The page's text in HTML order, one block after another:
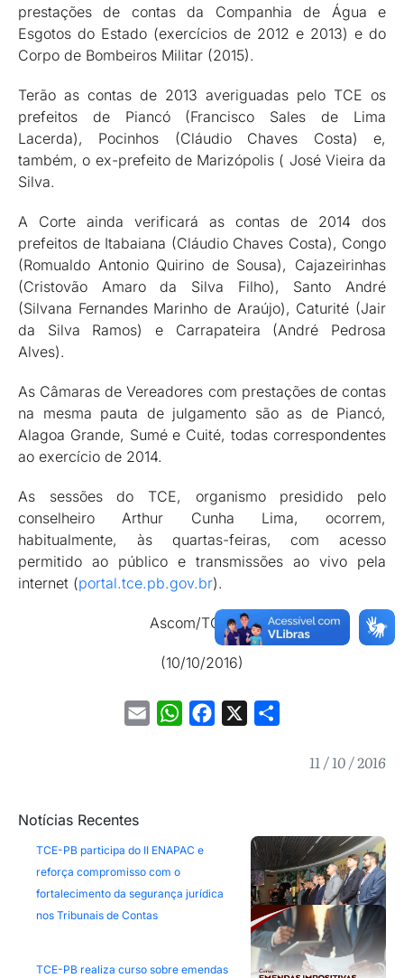
prestações de contas da Companhia de Água e
Esgotos do Estado (exercícios de 2012 e 2013) e do
Corpo de Bombeiros Militar (2015).
Terão as contas de 2013 averiguadas pelo TCE os
prefeitos de Piancó (Francisco Sales de Lima
Lacerda), Pocinhos (Cláudio Chaves Costa) e,
também, o ex-prefeito de Marizópolis ( José Vieira da
Silva.
A Corte ainda verificará as contas de 2014 dos
prefeitos de Itabaiana (Cláudio Chaves Costa), Congo
(Romualdo Antonio Quirino de Sousa), Cajazeirinhas
(Cristovão Amaro da Silva Filho), Santo André
(Silvana Fernandes Marinho de Araújo), Caturité (Jair
da Silva Ramos) e Carrapateira (André Pedrosa
Alves).
As Câmaras de Vereadores com prestações de contas
na mesma pauta de julgamento são as de Piancó,
Alagoa Grande, Sumé e Cuité, todas correspondentes
ao exercício de 2014.
As sessões do TCE, organismo presidido pelo
conselheiro Arthur Cunha Lima, ocorrem,
habitualmente, às quartas-feiras, com acesso
permitido ao público e transmissões ao vivo pela
internet (portal.tce.pb.gov.br).
Ascom/TCE-PB
(10/10/2016)
Email WhatsAppFacebook
11 / 10 / 2016
Notícias Recentes
TCE-PB participa do II ENAPAC e
reforça compromisso com o
fortalecimento da segurança jurídica
nos Tribunais de Contas
TCE-PB realiza curso sobre emendas